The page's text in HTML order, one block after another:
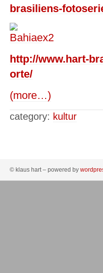
brasiliens-
http://www.hart-
orte/
(more…)
category: kultur
© klaus hart – powered by